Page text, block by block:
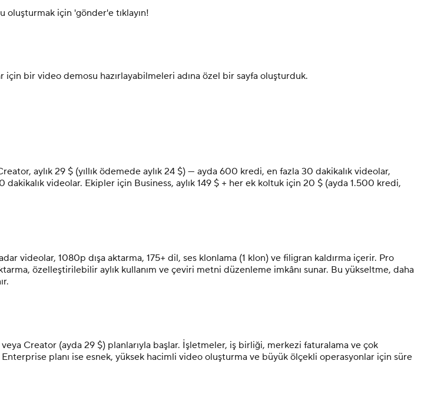
için 'gönder'e tıklayın!
için bir video demosu hazırlayabilmeleri adına özel bir sayfa oluşturduk.
aylık 29 $ (yıllık ödemede aylık 24 $) — ayda 600 kredi, en fazla 30 dakikalık videolar,
videolar. Ekipler için Business, aylık 149 $ + her ek koltuk için 20 $ (ayda 1.500 kredi,
videolar, 1080p dışa aktarma, 175+ dil, ses klonlama (1 klon) ve filigran kaldırma içerir. Pro
özelleştirilebilir aylık kullanım ve çeviri metni düzenleme imkânı sunar. Bu yükseltme, daha
Creator (ayda 29 $) planlarıyla başlar. İşletmeler, iş birliği, merkezi faturalama ve çok
Enterprise planı ise esnek, yüksek hacimli video oluşturma ve büyük ölçekli operasyonlar için süre